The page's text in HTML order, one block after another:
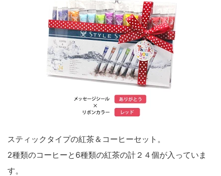
スティックタイプの紅茶＆コーヒーセット。
2種類のコーヒーと6種類の紅茶の計２４個が入っていま
す。